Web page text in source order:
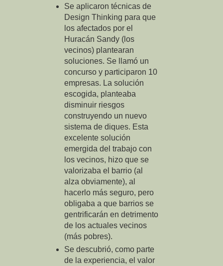
Se aplicaron técnicas de
Design Thinking para que
los afectados por el
Huracán Sandy (los
vecinos) plantearan
soluciones. Se llamó un
concurso y participaron 10
empresas. La solución
escogida, planteaba
disminuir riesgos
construyendo un nuevo
sistema de diques. Esta
excelente solución
emergida del trabajo con
los vecinos, hizo que se
valorizaba el barrio (al
alza obviamente), al
hacerlo más seguro, pero
obligaba a que barrios se
gentrificarán en detrimento
de los actuales vecinos
(más pobres).
Se descubrió, como parte
de la experiencia, el valor